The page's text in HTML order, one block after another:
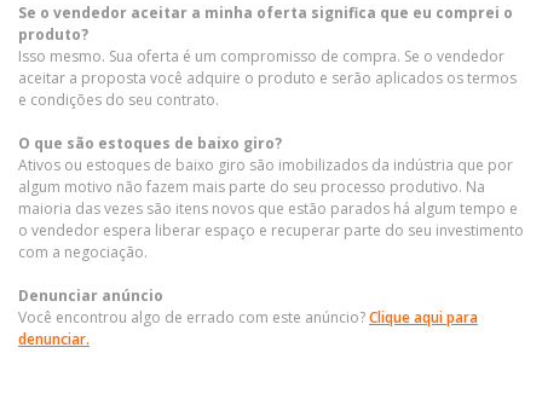
Se o vendedor aceitar a minha oferta significa que eu comprei o
produto?
Isso mesmo. Sua oferta é um compromisso de compra. Se o vendedor
aceitar a proposta você adquire o produto e serão aplicados os termos
e condições do seu contrato.
O que são estoques de baixo giro?
Ativos ou estoques de baixo giro são imobilizados da indústria que por
algum motivo não fazem mais parte do seu processo produtivo. Na
maioria das vezes são itens novos que estão parados há algum tempo e
o vendedor espera liberar espaço e recuperar parte do seu investimento
com a negociação.
Denunciar anúncio
Você encontrou algo de errado com este anúncio?Clique aqui para
denunciar.